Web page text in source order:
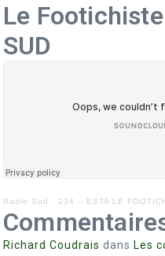
Le
SUD
Radio Sud · 234 – ESTA LE
Richard Coudrais dans Les